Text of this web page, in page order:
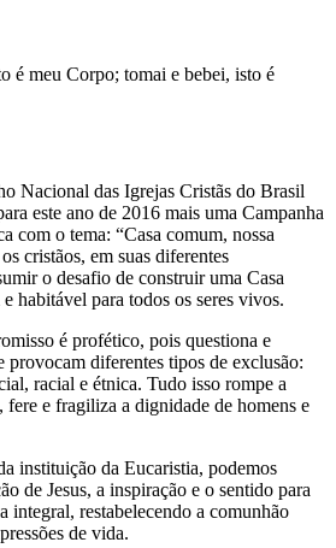
é meu Corpo; tomai e bebei, isto é
Nacional das Igrejas Cristãs do Brasil
este ano de 2016 mais uma Campanha
com o tema: “Casa comum, nossa
cristãos, em suas diferentes
o desafio de construir uma Casa
habitável para todos os seres vivos.
é profético, pois questiona e
provocam diferentes tipos de exclusão:
racial e étnica. Tudo isso rompe a
fere e fragiliza a dignidade de homens e
instituição da Eucaristia, podemos
de Jesus, a inspiração e o sentido para
integral, restabelecendo a comunhão
de vida.